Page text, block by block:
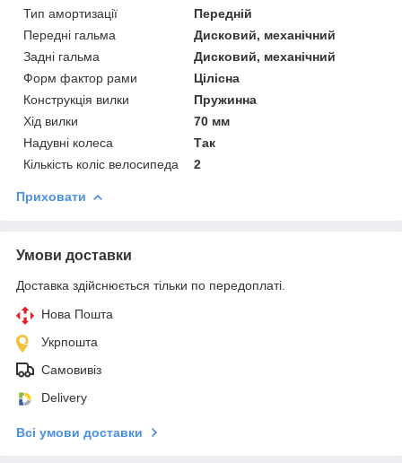
Тип амортизації
Передній
Передні гальма
Дисковий, механічний
Задні гальма
Дисковий, механічний
Форм фактор рами
Цілісна
Конструкція вилки
Пружинна
Хід вилки
70 мм
Надувні колеса
Так
Кількість коліс велосипеда
2
Приховати
Умови доставки
Доставка здійснюється тільки по передоплаті.
Нова Пошта
Укрпошта
Самовивіз
Delivery
Всі умови доставки